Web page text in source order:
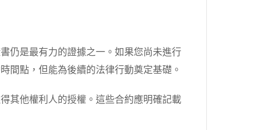
仍是最有力的證據之一。如果您尚未進行
間點，但能為後續的法律行動奠定基礎。
其他權利人的授權。這些合約應明確記載